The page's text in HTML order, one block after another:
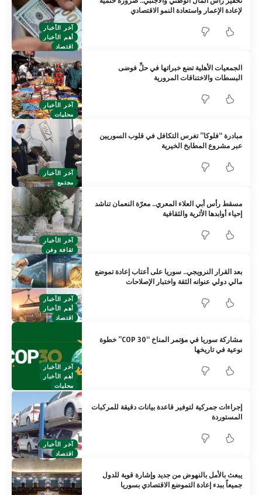
آخر الأخبار
أهم الأخبار
اقتصاد
لإعادة الإعمار واستعادة النمو الاقتصادي
آخر الأخبار
محليات
الجمعيات الأهلية تضع خبراتها في حلِّ فوضى
البسطات والاختناقات المرورية
آخر الأخبار
مجتمع
مبادرة “فلوكا” تغرس التكافل في قلوب السوريين
عبر مشروع المطابخ الخيرية
آخر الأخبار
ثقافة وفن
مسقط رأس أبي العلاء المعري.. معرّة النعمان تناشد
إحياء أوابدها الأثرية والثقافية
آخر الأخبار
أهم الأخبار
اقتصاد
بعد القرار النرويجي.. سوريا على أعتاب إعادة تموضع
مالي دولي عنوانه الثقة واختبار الإصلاحات
آخر الأخبار
أهم الأخبار
محليات
مشاركة سوريا في مؤتمر المناخ “COP 30” خطوة
نوعية في تاريخها
آخر الأخبار
اقتصاد
إجراءات جمركية لتوفير قاعدة بيانات دقيقة للمركبات
المستوردة
يبعث بالأمل بالنهوض من جديد وإشارة قوية للدول
جميعاً ببدء إعادة التموضع الاقتصادي بسوريا